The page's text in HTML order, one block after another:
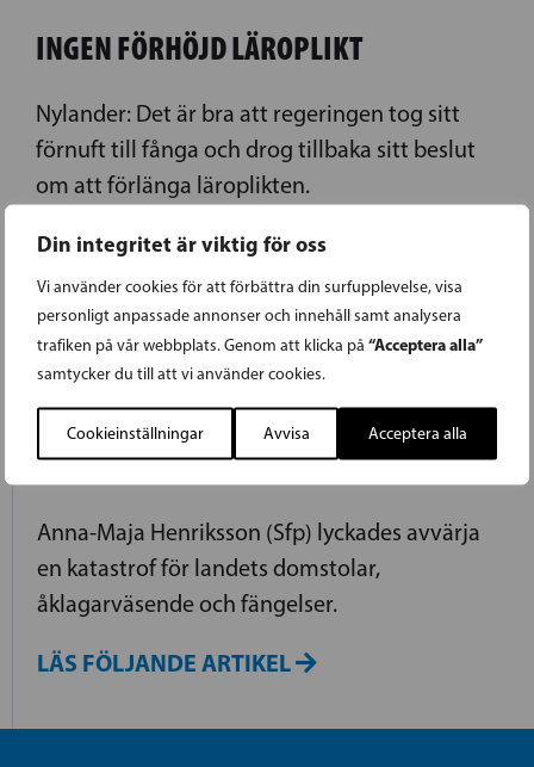
Din integritet är viktig för oss
Vi använder cookies för att förbättra din surfupplevelse, visa
personligt anpassade annonser och innehåll samt analysera
trafiken på vår webbplats. Genom att klicka på “Acceptera alla”
samtycker du till att vi använder cookies.
Cookieinställningar Avvisa Acceptera alla
INGEN FÖRHÖJD LÄROPLIKT
Nylander: Det är bra att regeringen tog sitt
förnuft till fånga och drog tillbaka sitt beslut
om att förlänga läroplikten.
LÄS FÖREGÅENDE ARTIKEL
28.08.2014
RÄTTSVÄSENDET KAN DRA EN
LÄTTNADENS SUCK
Anna-Maja Henriksson (Sfp) lyckades avvärja
en katastrof för landets domstolar,
åklagarväsende och fängelser.
LÄS FÖLJANDE ARTIKEL